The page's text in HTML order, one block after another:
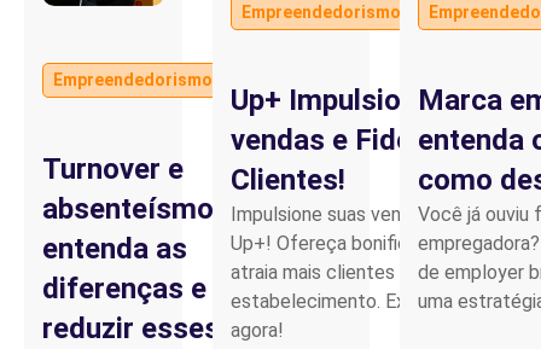
Parceiro de Vendas
Trabalhe Conosco
Empreendedorismo
Up
Brasil
Turnover e
absenteísmo:
entenda as
diferenças e como
reduzir esses
Empreendedorismo
FERNANDO
Up+ Impulsione suas
vendas e Fidelize
Clientes!
Impulsione suas vendas com o
Up+! Ofereça bonificações e
atraia mais clientes para seu
estabelecimento. Experimente
agora!
Marca
entenda
como
Você já ouviu
de employer
uma